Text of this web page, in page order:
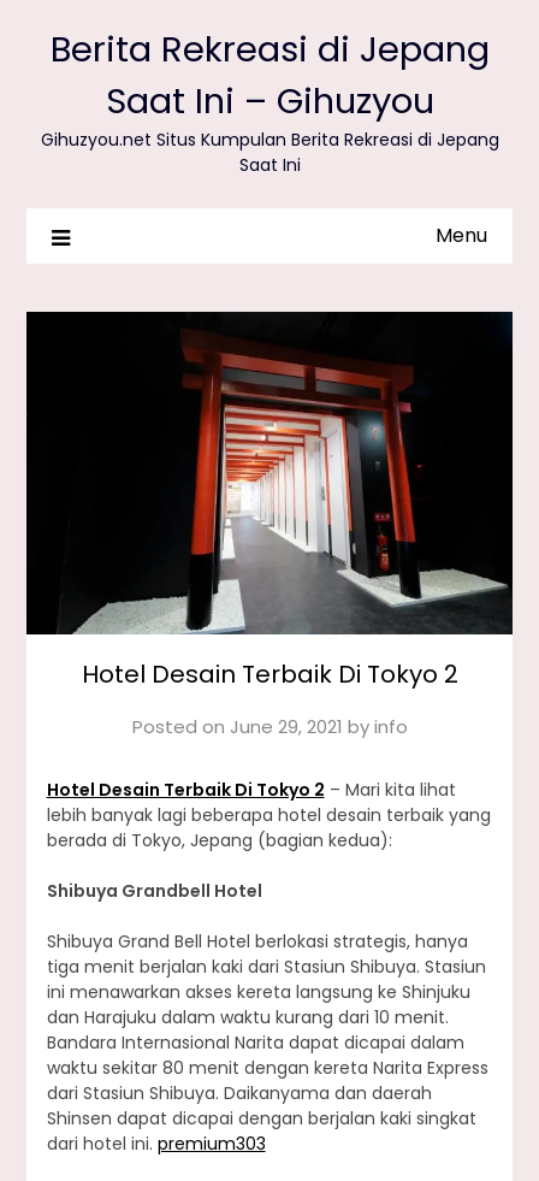
Berita Rekreasi di Jepang
Saat Ini – Gihuzyou
Gihuzyou.net Situs Kumpulan Berita Rekreasi di Jepang
Saat Ini
Menu
Hotel Desain Terbaik Di Tokyo 2
Posted on June 29, 2021 byinfo
Hotel Desain Terbaik Di Tokyo 2 – Mari kita lihat
lebih banyak lagi beberapa hotel desain terbaik yang
berada di Tokyo, Jepang (bagian kedua):
Shibuya Grandbell Hotel
Shibuya Grand Bell Hotel berlokasi strategis, hanya
tiga menit berjalan kaki dari Stasiun Shibuya. Stasiun
ini menawarkan akses kereta langsung ke Shinjuku
dan Harajuku dalam waktu kurang dari 10 menit.
Bandara Internasional Narita dapat dicapai dalam
waktu sekitar 80 menit dengan kereta Narita Express
dari Stasiun Shibuya. Daikanyama dan daerah
Shinsen dapat dicapai dengan berjalan kaki singkat
dari hotel ini. premium303